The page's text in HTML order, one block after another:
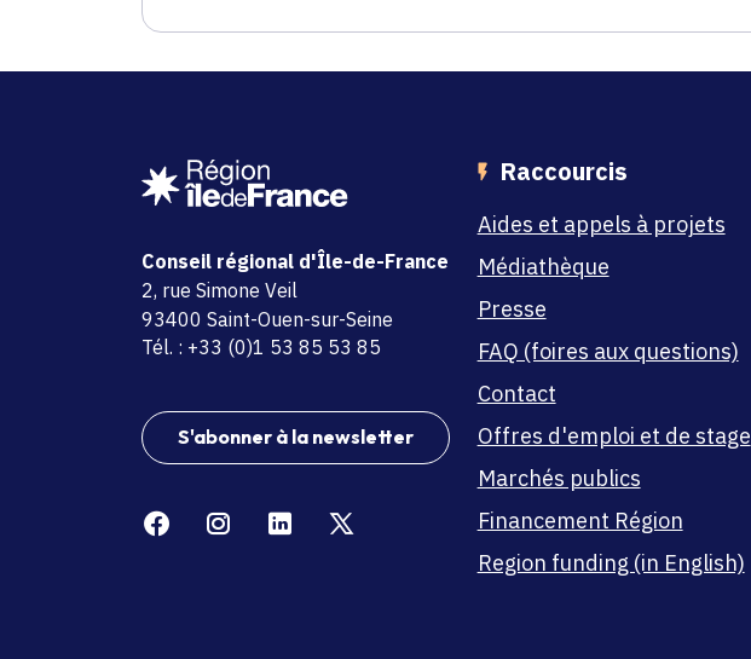
Conseil régional d'Île-de-France
adresse
2, rue Simone Veil
code postal et commune
93400 Saint-Ouen-sur-Seine
Tél. : +33 (0)1 53 85 53 85
S'abonner à la newsletter
FacebookInstagramLinkedin
Raccourcis
Aides et appels à projets
Médiathèque
Presse
FAQ (foires aux questions)
Contact
Offres d'emploi et de stage
Marchés publics
Financement Région
Region funding (in English)